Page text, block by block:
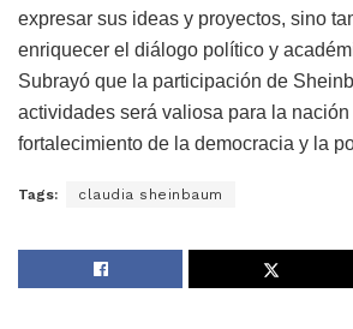
expresar sus ideas y proyectos, sino
enriquecer el diálogo político y
Subrayó que la participación de
actividades será valiosa para la nación
fortalecimiento de la democracia y la
Tags: claudia sheinbaum